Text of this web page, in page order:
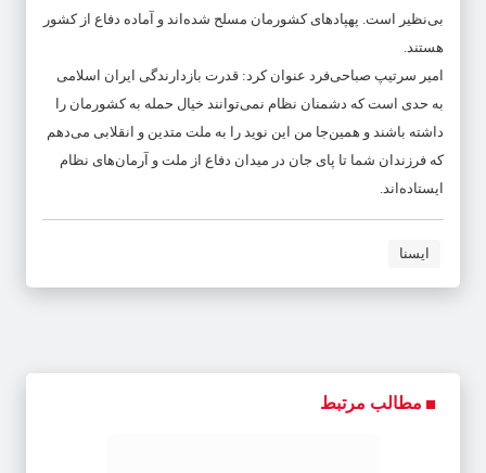
بی‌نظیر است. پهپادهای کشورمان مسلح شده‌اند و آماده دفاع از کشور
هستند.
امیر سرتیپ صباحی‌فرد عنوان کرد: قدرت بازدارندگی ایران اسلامی
به حدی است که دشمنان نظام نمی‌توانند خیال حمله به کشورمان را
داشته باشند و همین‌جا من این نوید را به ملت متدین و انقلابی می‌دهم
که فرزندان شما تا پای جان در میدان دفاع از ملت و آرمان‌های نظام
ایستاده‌اند.
ایسنا
مطالب مرتبط